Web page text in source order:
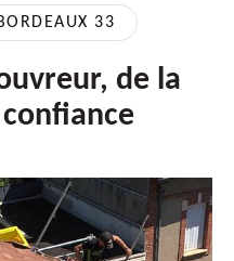
33
de la